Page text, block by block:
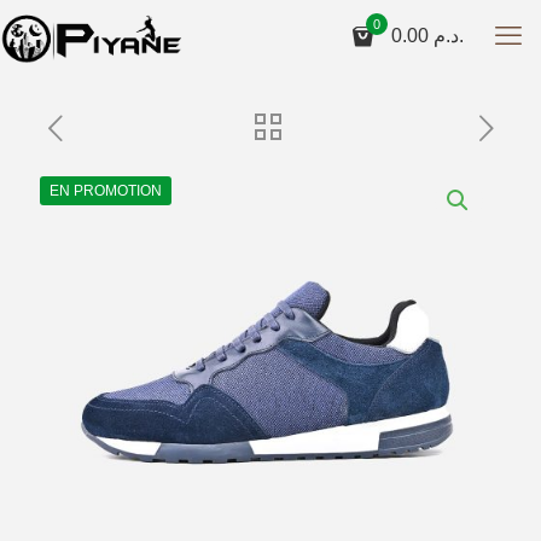
0
0.00 د.م.
EN PROMOTION